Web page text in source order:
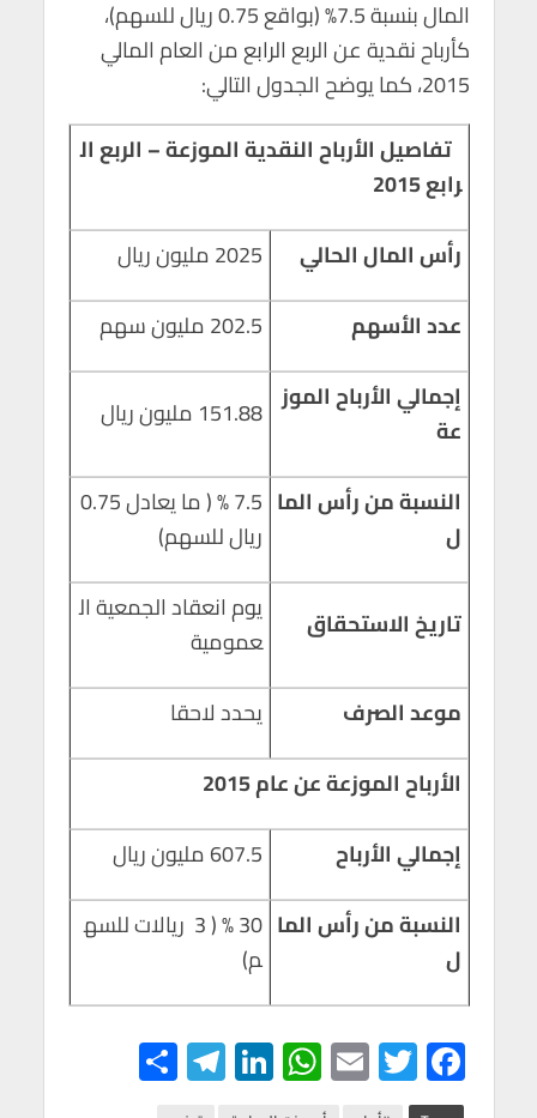
o
o
k
A
p
p
n
m
المال بنسبة 7.5% (بواقع 0.75 ريال للسهم)،
كأرباح نقدية عن الربع الرابع من العام المالي
2015، كما يوضح الجدول التالي:
تفاصيل الأرباح النقدية الموزعة – الربع ال
رابع 2015
رأس المال الحالي
2025 مليون ريال
عدد الأسهم
202.5 مليون سهم
إجمالي الأرباح الموز
عة
151.88 مليون ريال
النسبة من رأس الما
ل
7.5 % ( ما يعادل 0.75
ريال للسهم)
تاريخ الاستحقاق
يوم انعقاد الجمعية ال
عمومية
موعد الصرف
يحدد لاحقا
الأرباح الموزعة عن عام 2015
إجمالي الأرباح
607.5 مليون ريال
النسبة من رأس الما
ل
30 % ( 3 ريالات للسه
م)
F
ac
T
wi
E
m
W
h
Li
n
Te
le